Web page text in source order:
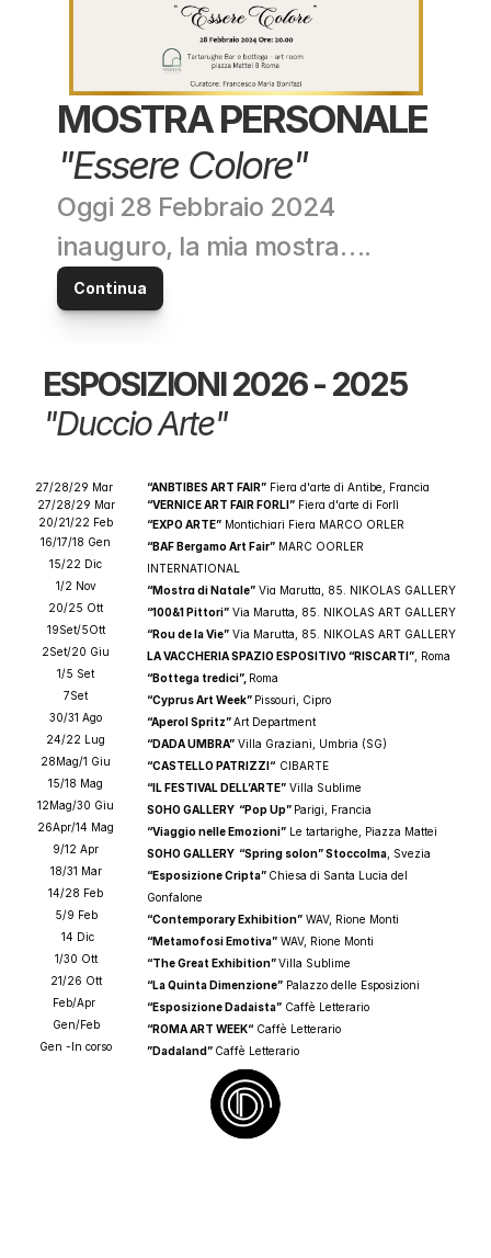
MOSTRA PERSONALE
"Essere Colore"
Oggi 28 Febbraio 2024
inauguro, la mia mostra….
Continua
ESPOSIZIONI 2026 - 2025
"Duccio Arte"
27/28/29 Mar
27/28/29 Mar
20/21/22 Feb
16/17/18 Gen
15/22 Dic
1/2 Nov
20/25 Ott
19Set/5Ott
2Set/20 Giu
1/5 Set
7Set
30/31 Ago
24/22 Lug
28Mag/1 Giu
15/18 Mag
12Mag/30 Giu
26Apr/14 Mag
9/12 Apr
18/31 Mar
14/28 Feb
5/9 Feb
14 Dic
1/30 Ott
21/26 Ott
Feb/Apr
Gen/Feb
Gen -In corso
“ANBTIBES ART FAIR” Fiera d'arte di Antibe, Francia
“VERNICE ART FAIR FORLI” Fiera d'arte di Forlì
“EXPO ARTE” Montichiari Fiera MARCO ORLER
“BAF Bergamo Art Fair” MARC OORLER
INTERNATIONAL
“Mostra di Natale” Via Marutta, 85. NIKOLAS GALLERY
“100&1 Pittori” Via Marutta, 85. NIKOLAS ART GALLERY
“Rou de la Vie” Via Marutta, 85. NIKOLAS ART GALLERY
LA VACCHERIA SPAZIO ESPOSITIVO “RISCARTI” , Roma
“Bottega tredici”, Roma
“Cyprus Art Week” Pissouri, Cipro
“Aperol Spritz” Art Department
“DADA UMBRA” Villa Graziani, Umbria (SG)
“CASTELLO PATRIZZI“ CIBARTE
“IL FESTIVAL DELL’ARTE” Villa Sublime
SOHO GALLERY  “Pop Up” Parigi, Francia
“Viaggio nelle Emozioni” Le tartarighe, Piazza Mattei
SOHO GALLERY  “Spring solon” Stoccolma , Svezia
“Esposizione Cripta” Chiesa di Santa Lucia del
Gonfalone
“Contemporary Exhibition” WAV, Rione Monti
“Metamofosi Emotiva” WAV, Rione Monti
“The Great Exhibition” Villa Sublime
“La Quinta Dimenzione” Palazzo delle Esposizioni
“Esposizione Dadaista” Caffè Letterario
“ROMA ART WEEK“ Caffè Letterario
”Dadaland” Caffè Letterario
Caffè Letterario
BORGO PIO ART GALLERY